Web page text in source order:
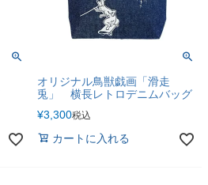
オリジナル鳥獣戯画「滑走
兎」 横長レトロデニムバッグ
¥3,300税込
カートに入れる